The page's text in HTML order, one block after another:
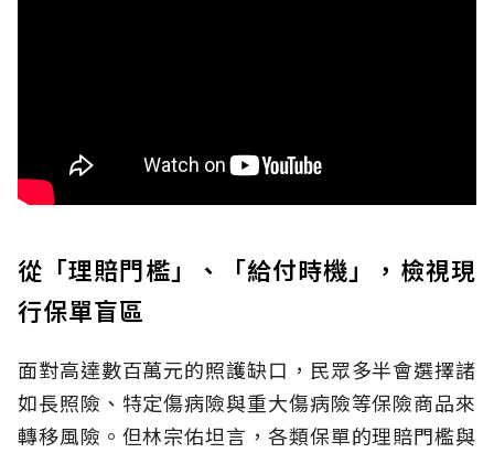
從「理賠門檻」、「給付時機」，檢視現
行保單盲區
面對高達數百萬元的照護缺口，民眾多半會選擇諸
如長照險、特定傷病險與重大傷病險等保險商品來
轉移風險。但林宗佑坦言，各類保單的理賠門檻與